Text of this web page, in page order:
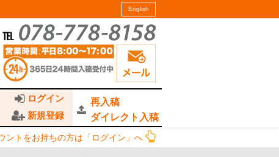
English
ログイン
新規登録
再入稿
ダイレクト入稿
ントをお持ちの方は「ログイン」へ